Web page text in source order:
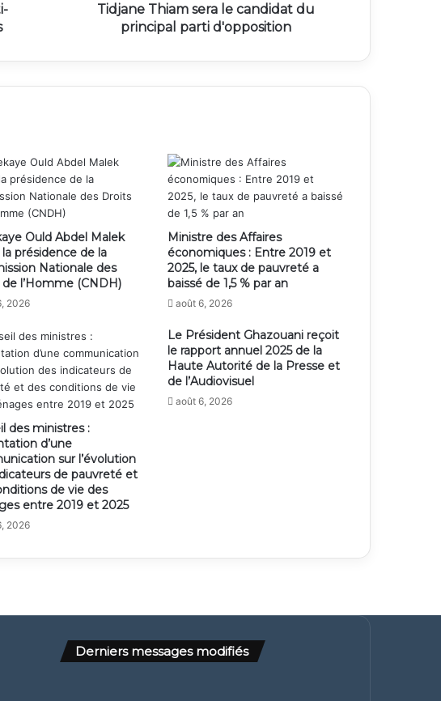
Tidjane Thiam sera le candidat du
principal parti d'opposition
Ould Abdel Malek
présidence de la
Nationale des
l’Homme (CNDH)
2026
Ministre des Affaires
économiques : Entre 2019 et
2025, le taux de pauvreté a
baissé de 1,5 % par an
août 6, 2026
des ministres :
d’une
sur l’évolution
de pauvreté et
de vie des
entre 2019 et 2025
2026
Le Président Ghazouani reçoit
le rapport annuel 2025 de la
Haute Autorité de la Presse et
de l’Audiovisuel
août 6, 2026
Derniers messages modifiés